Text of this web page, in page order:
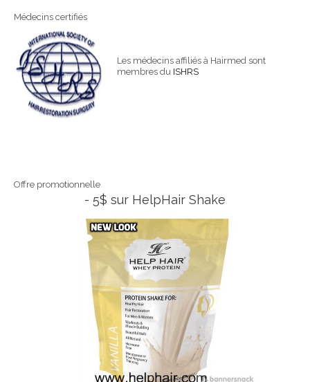
Médecins certifiés
Les médecins affiliés à Hairmed sont
membres du ISHRS
Offre promotionnelle
- 5$ sur HelpHair Shake